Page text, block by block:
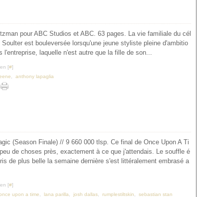
pour ABC Studios et ABC. 63 pages. La vie familiale du cél
Soulter est bouleversée lorsqu'une jeune styliste pleine d'ambitio
l'entreprise, laquelle n'est autre que la fille de son...
[#]
anthony lapaglia
(Season Finale) // 9 660 000 tlsp. Ce final de Once Upon A Ti
de choses près, exactement à ce que j'attendais. Le souffle é
de plus belle la semaine dernière s'est littéralement embrasé a
[#]
upon a time lana parilla josh dallas rumplestiltskin sebastian stan